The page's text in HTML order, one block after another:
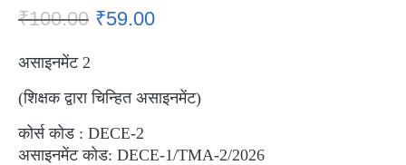
₹100.00 ₹59.00
असाइनमेंट 2
(शिक्षक द्वारा चिन्हित असाइनमेंट)
कोर्स कोड : DECE-2
असाइनमेंट कोड: DECE-1/TMA-2/2026